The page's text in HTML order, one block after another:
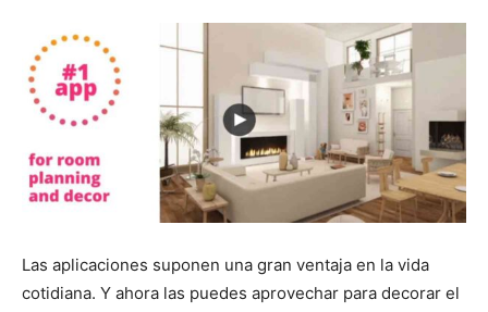
Las aplicaciones suponen una gran ventaja en la vida
cotidiana. Y ahora las puedes aprovechar para decorar el